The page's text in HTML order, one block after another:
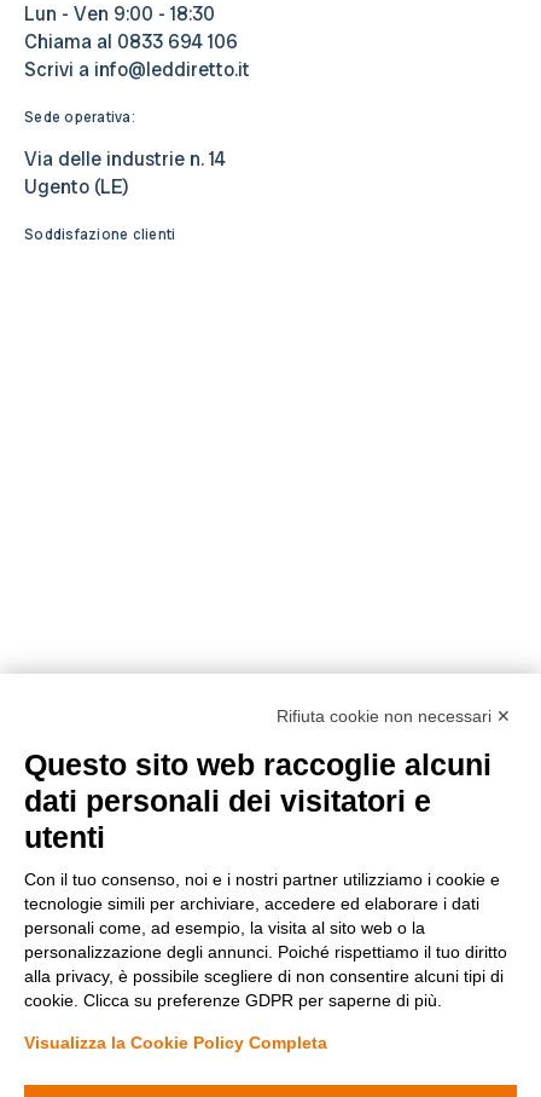
la
Aumenta
la
Lun - Ven 9:00 - 18:30
Chiama al 0833 694 106
Scrivi a info@leddiretto.it
Sede operativa:
Via delle industrie n. 14
Ugento (LE)
Soddisfazione clienti
Metodi di pagamento
Condizioni di vendita
Privacy Policy
Modifica preferenze Cookie
Rifiuta cookie non necessari ✕
Questo sito web raccoglie alcuni
dati personali dei visitatori e
utenti
Con il tuo consenso, noi e i nostri partner utilizziamo i cookie e
tecnologie simili per archiviare, accedere ed elaborare i dati
personali come, ad esempio, la visita al sito web o la
personalizzazione degli annunci. Poiché rispettiamo il tuo diritto
alla privacy, è possibile scegliere di non consentire alcuni tipi di
cookie. Clicca su preferenze GDPR per saperne di più.
Visualizza la Cookie Policy Completa